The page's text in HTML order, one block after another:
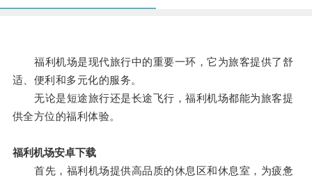
福利机场是现代旅行中的重要一环，它为旅客提供了舒
适、便利和多元化的服务。
无论是短途旅行还是长途飞行，福利机场都能为旅客提
供全方位的福利体验。
福利机场安卓下载
首先，福利机场提供高品质的休息区和休息室，为疲惫